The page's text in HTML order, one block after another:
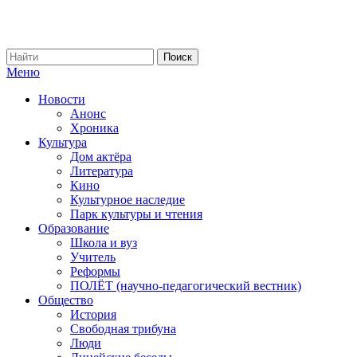
Меню
Новости
Анонс
Хроника
Культура
Дом актёра
Литература
Кино
Культурное наследие
Парк культуры и чтения
Образование
Школа и вуз
Учитель
Реформы
ПОЛЁТ (научно-педагогический вестник)
Общество
История
Свободная трибуна
Люди